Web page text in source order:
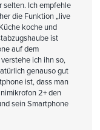
selten. Ich empfehle
die Funktion „live
koche und
ist
auf dem
ich ihn so,
genauso gut
ist, dass man
2+ den
sein Smartphone